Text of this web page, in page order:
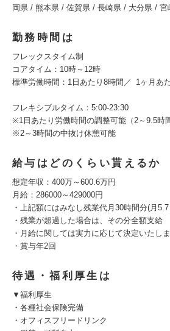
岡県 / 熊本県 / 佐賀県 / 長崎県 / 大分県 /
勤務時間は
フレックスタイム制
コアタイム：10時～12時
標準労働時間：1日あたり8時間／ 1ヶ月あ
フレキシブルタイム：5:00-23:30
※1日あたり労働時間の調整可能（2～9.5時
※2～3時間の中抜け休憩可能
給与はどのくらい貰えるか
想定年収：400万～600.6万円
月給：286000～429000円
・上記額にはみなし残業代月30時間分(月
・残業が超過した場合は、その分全額支給
・月給に関しては実力に応じて決定いたしま
・賞与年2回
待遇・福利厚生は
▼福利厚生
・各種社会保険完備
・オフィスフリードリンク